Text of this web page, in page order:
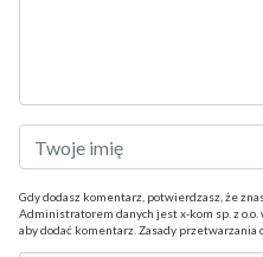
Gdy dodasz komentarz, potwierdzasz, że
Administratorem danych jest x-kom sp. z o.o.
aby dodać komentarz. Zasady przetwarzania